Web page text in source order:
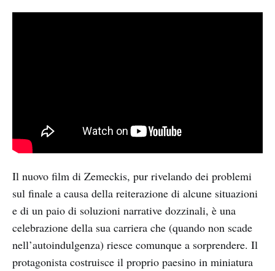
Il nuovo film di Zemeckis, pur rivelando dei problemi
sul finale a causa della reiterazione di alcune situazioni
e di un paio di soluzioni narrative dozzinali, è una
celebrazione della sua carriera che (quando non scade
nell’autoindulgenza) riesce comunque a sorprendere. Il
protagonista costruisce il proprio paesino in miniatura